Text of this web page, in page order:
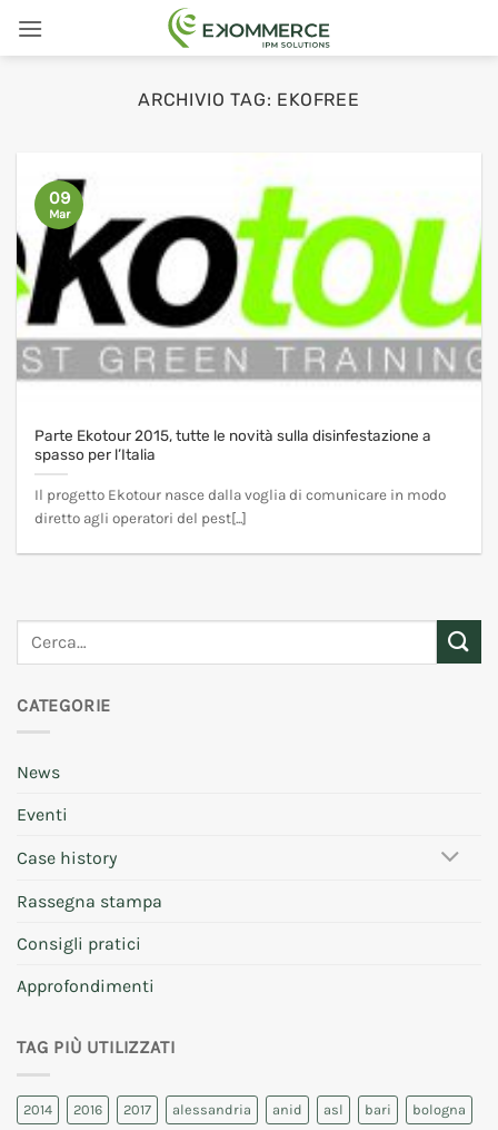
ARCHIVIO TAG: EKOFREE
Parte Ekotour 2015, tutte le novità sulla disinfestazione a
spasso per l’Italia
Il progetto Ekotour nasce dalla voglia di comunicare in modo
diretto agli operatori del pest[...]
09
Mar
CATEGORIE
News
Eventi
Case history
Rassegna stampa
Consigli pratici
Approfondimenti
TAG PIÙ UTILIZZATI
2014 2016 2017 alessandria anid asl bari bologna